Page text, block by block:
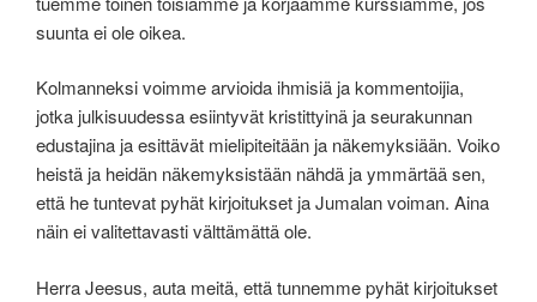
suunta ei ole oikea.
Kolmanneksi voimme arvioida ihmisiä ja kommentoijia,
jotka julkisuudessa esiintyvät kristittyinä ja seurakunnan
edustajina ja esittävät mielipiteitään ja näkemyksiään. Voiko
heistä ja heidän näkemyksistään nähdä ja ymmärtää sen,
että he tuntevat pyhät kirjoitukset ja Jumalan voiman. Aina
näin ei valitettavasti välttämättä ole.
Herra Jeesus, auta meitä, että tunnemme pyhät kirjoitukset